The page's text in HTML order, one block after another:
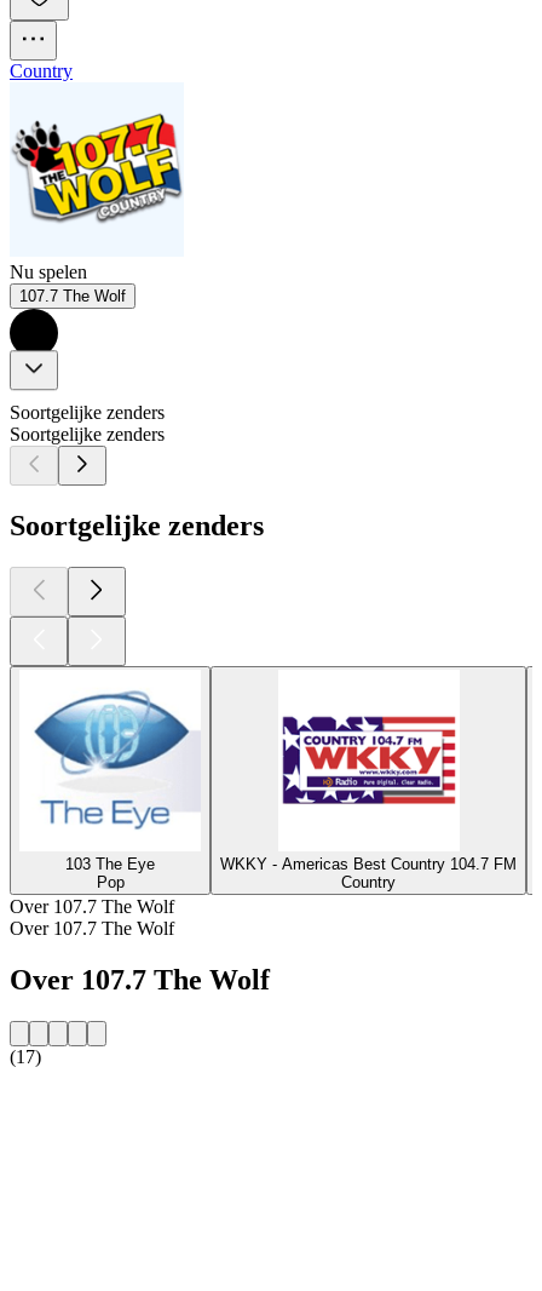
Country
Nu spelen
107.7 The Wolf
Soortgelijke zenders
Soortgelijke zenders
Soortgelijke zenders
103 The Eye
Pop
WKKY - Americas Best Country 104.7 FM
Country
Over 107.7 The Wolf
Over 107.7 The Wolf
Over 107.7 The Wolf
(17)